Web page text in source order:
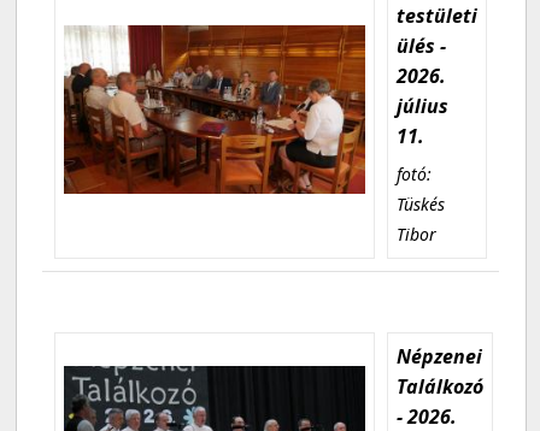
testületi
ülés -
2026.
július
11.
fotó:
Tüskés
Tibor
Népzenei
Találkozó
- 2026.